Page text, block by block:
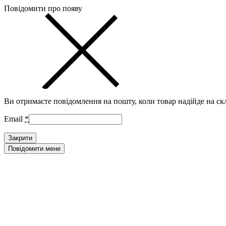
Повідомити про появу
Ви отримаєте повідомлення на пошту, коли товар надійде на
Email *
Закрити
Повідомити мене